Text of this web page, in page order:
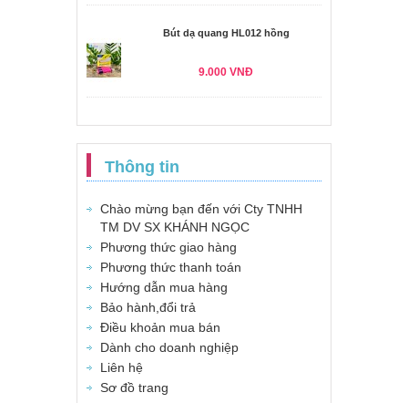
Bút dạ quang HL012 hồng
9.000 VNĐ
Thông tin
Chào mừng bạn đến với Cty TNHH
TM DV SX KHÁNH NGỌC
Phương thức giao hàng
Phương thức thanh toán
Hướng dẫn mua hàng
Bảo hành,đổi trả
Điều khoản mua bán
Dành cho doanh nghiệp
Liên hệ
Sơ đồ trang